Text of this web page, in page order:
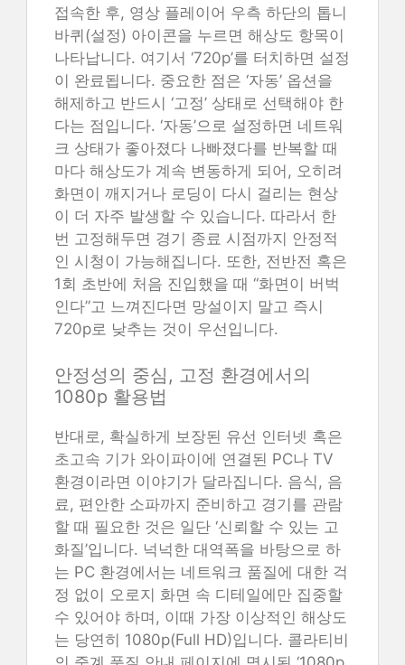
접속한 후, 영상 플레이어 우측 하단의 톱니
바퀴(설정) 아이콘을 누르면 해상도 항목이
나타납니다. 여기서 ‘720p’를 터치하면 설정
이 완료됩니다. 중요한 점은 ‘자동’ 옵션을
해제하고 반드시 ‘고정’ 상태로 선택해야 한
다는 점입니다. ‘자동’으로 설정하면 네트워
크 상태가 좋아졌다 나빠졌다를 반복할 때
마다 해상도가 계속 변동하게 되어, 오히려
화면이 깨지거나 로딩이 다시 걸리는 현상
이 더 자주 발생할 수 있습니다. 따라서 한
번 고정해두면 경기 종료 시점까지 안정적
인 시청이 가능해집니다. 또한, 전반전 혹은
1회 초반에 처음 진입했을 때 “화면이 버벅
인다”고 느껴진다면 망설이지 말고 즉시
720p로 낮추는 것이 우선입니다.
안정성의 중심, 고정 환경에서의
1080p 활용법
반대로, 확실하게 보장된 유선 인터넷 혹은
초고속 기가 와이파이에 연결된 PC나 TV
환경이라면 이야기가 달라집니다. 음식, 음
료, 편안한 소파까지 준비하고 경기를 관람
할 때 필요한 것은 일단 ‘신뢰할 수 있는 고
화질’입니다. 넉넉한 대역폭을 바탕으로 하
는 PC 환경에서는 네트워크 품질에 대한 걱
정 없이 오로지 화면 속 디테일에만 집중할
수 있어야 하며, 이때 가장 이상적인 해상도
는 당연히 1080p(Full HD)입니다. 콜라티비